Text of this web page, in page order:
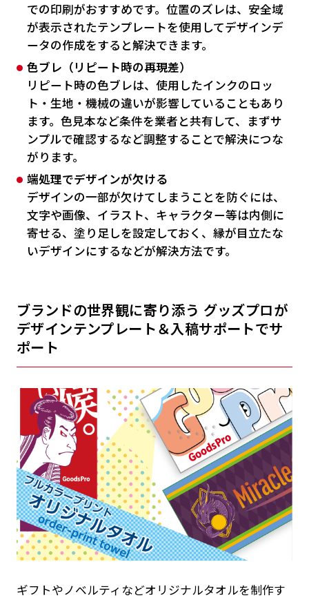
での印刷がおすすめです。位置のズレは、安全域
が表示されたテンプレートを使用してデザインデ
ータの作成をすると解決できます。
色ブレ（リピート時の再現差）
リピート時の色ブレは、使用したインクのロッ
ト・生地・機械の違いが影響していることもあり
ます。色見本など条件を業者と共有して、まずサ
ンプルで確認するなど調整することで解決につな
がります。
端処理でデザインが欠ける
デザインの一部が欠けてしまうことを防ぐには、
文字や画像、イラスト、キャラクター等は内側に
寄せる、塗り足しを設定しておく、縁が目立たな
いデザインにするなどが解決方法です。
ブランドの世界観に寄り添う グッズプロが
デザインテンプレート＆入稿サポートでサ
ポート
ギフトやノベルティなどオリジナルタオルを制作す